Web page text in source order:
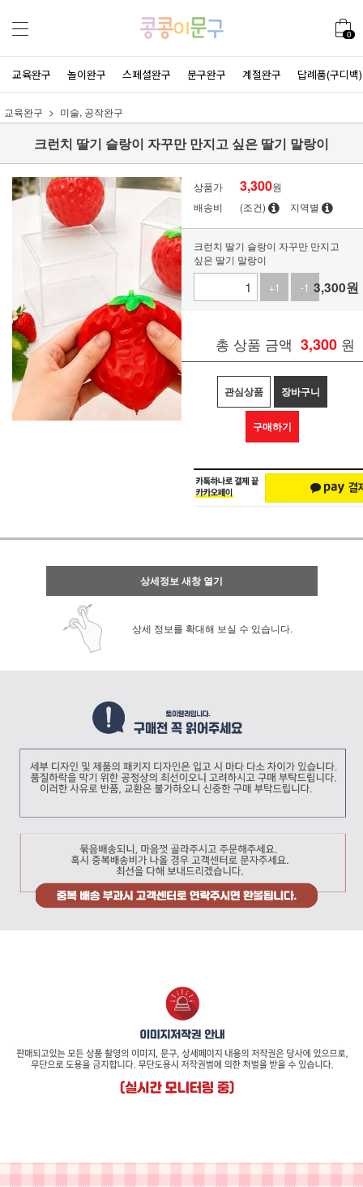
0
교육완구 놀이완구 스페셜완구 문구완구 계절완구 답례품(구디백)
교육완구 미술, 공작완구
크런치 딸기 슬랑이 자꾸만 만지고 싶은 딸기 말랑이
상품가 3,300원
배송비
(조건) 지역별
크런치 딸기 슬랑이 자꾸만 만지고
싶은 딸기 말랑이
+1
-1 3,300원
총 상품 금액 3,300 원
관심상품 장바구니
구매하기
상세정보 새창 열기
상세 정보를 확대해 보실 수 있습니다.